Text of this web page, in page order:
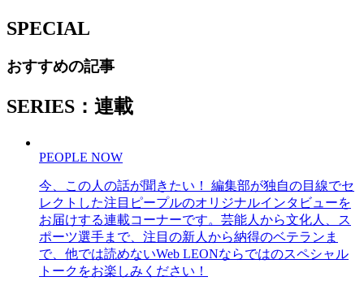
SPECIAL
おすすめの記事
SERIES：連載
PEOPLE NOW
今、この人の話が聞きたい！ 編集部が独自の目線でセ
レクトした注目ピープルのオリジナルインタビューを
お届けする連載コーナーです。芸能人から文化人、ス
ポーツ選手まで、注目の新人から納得のベテランま
で、他では読めないWeb LEONならではのスペシャル
トークをお楽しみください！